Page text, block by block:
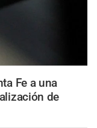
Fe a una
de